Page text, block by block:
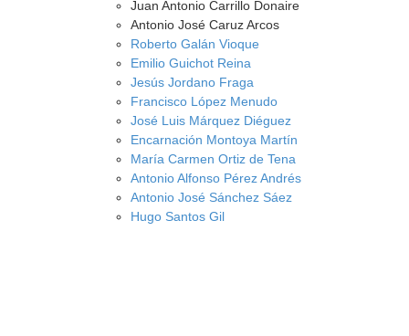
Juan Antonio Carrillo Donaire
Antonio José Caruz Arcos
Roberto Galán Vioque
Emilio Guichot Reina
Jesús Jordano Fraga
Francisco López Menudo
José Luis Márquez Diéguez
Encarnación Montoya Martín
María Carmen Ortiz de Tena
Antonio Alfonso Pérez Andrés
Antonio José Sánchez Sáez
Hugo Santos Gil